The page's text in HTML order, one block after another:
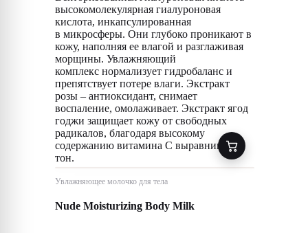
высокомолекулярная гиалуроновая
кислота, инкапсулированная
в микросферы. Они глубоко проникают в
кожу, наполняя ее влагой и разглаживая
морщины. Увлажняющий
комплекс нормализует гидробаланс и
препятствует потере влаги. Экстракт
розы – антиоксидант, снимает
воспаление, омолаживает. Экстракт ягод
годжи защищает кожу от свободных
радикалов, благодаря высокому
содержанию витамина С выравнивает
тон.
Увлажняющее молочко для тела
Nude Moisturizing Body Milk